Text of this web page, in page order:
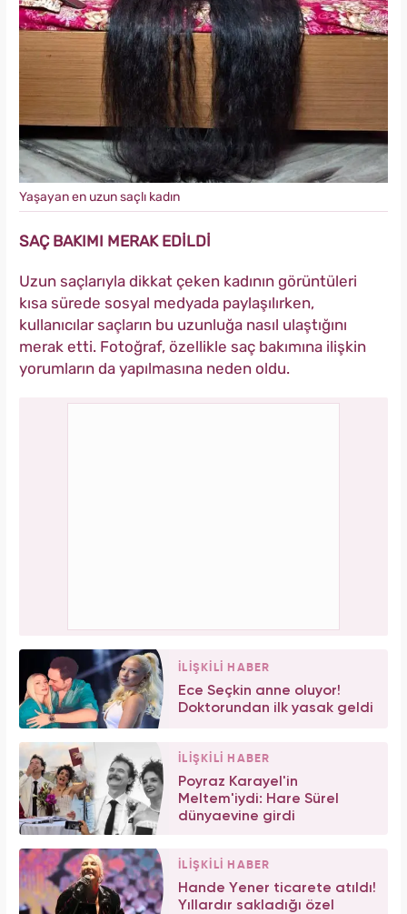
Yaşayan en uzun saçlı kadın
SAÇ BAKIMI MERAK EDİLDİ
Uzun saçlarıyla dikkat çeken kadının görüntüleri
kısa sürede sosyal medyada paylaşılırken,
kullanıcılar saçların bu uzunluğa nasıl ulaştığını
merak etti. Fotoğraf, özellikle saç bakımına ilişkin
yorumların da yapılmasına neden oldu.
İLİŞKİLİ HABER
Ece Seçkin anne oluyor!
Doktorundan ilk yasak geldi
İLİŞKİLİ HABER
Poyraz Karayel'in
Meltem'iydi: Hare Sürel
dünyaevine girdi
İLİŞKİLİ HABER
Hande Yener ticarete atıldı!
Yıllardır sakladığı özel